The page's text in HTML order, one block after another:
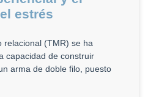
estrés
relacional (TMR) se ha
capacidad de construir
arma de doble filo, puesto